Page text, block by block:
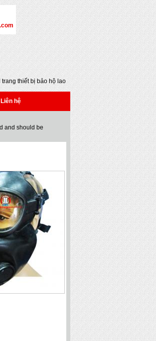
bị bảo hộ lao động
Kiêu - Quận Hai Bà
3 941 2386 * Fax:
habaoho@gmail.com
Liên hệ
and should be